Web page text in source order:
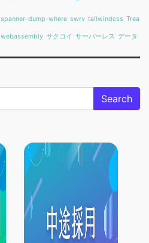
spanner-dump-where swrv tailwindcss Trea
webassembly サクコイ サーバーレス データ